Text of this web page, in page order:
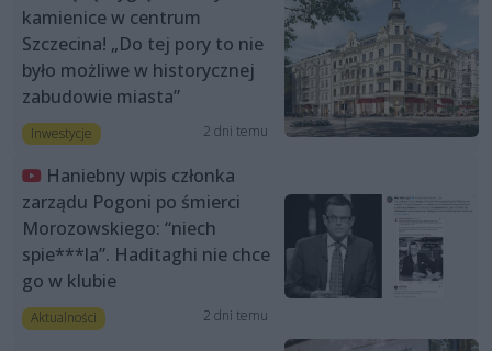
kamienice w centrum
Szczecina! „Do tej pory to nie
było możliwe w historycznej
zabudowie miasta”
Inwestycje 2 dni temu
Haniebny wpis członka
zarządu Pogoni po śmierci
Morozowskiego: “niech
spie***la”. Haditaghi nie chce
go w klubie
Aktualności 2 dni temu